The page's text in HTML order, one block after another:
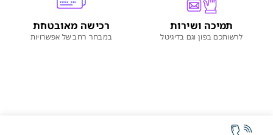
תמיכה ושירות
לרשותכם בפון וגם בדיגיטל
רכישה מאובטחת
במבחר רחב של אפשרויות